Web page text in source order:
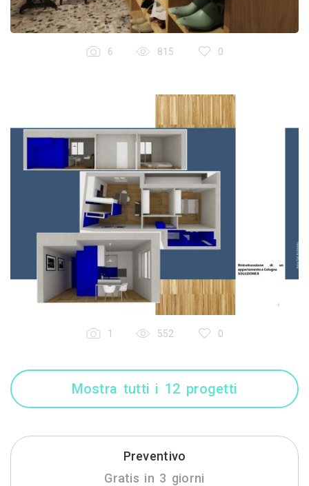
6 815 0
1 552 0
Mostra tutti i 12 progetti
Preventivo
Gratis in 3 giorni